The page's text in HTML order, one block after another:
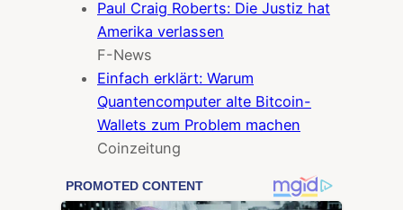
Paul Craig Roberts: Die Justiz hat
Amerika verlassen
F-News
Einfach erklärt: Warum
Quantencomputer alte Bitcoin-
Wallets zum Problem machen
Coinzeitung